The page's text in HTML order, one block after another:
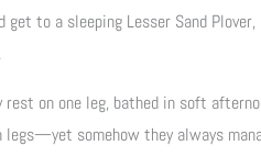
to a sleeping Lesser Sand
rest on one leg, bathed in soft
legs—yet somehow they always